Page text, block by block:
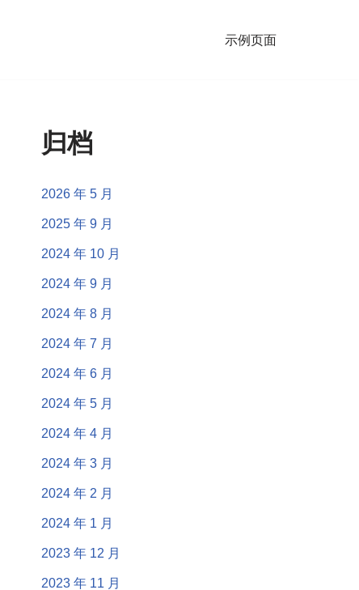
示例页面
归档
2026 年 5 月
2025 年 9 月
2024 年 10 月
2024 年 9 月
2024 年 8 月
2024 年 7 月
2024 年 6 月
2024 年 5 月
2024 年 4 月
2024 年 3 月
2024 年 2 月
2024 年 1 月
2023 年 12 月
2023 年 11 月